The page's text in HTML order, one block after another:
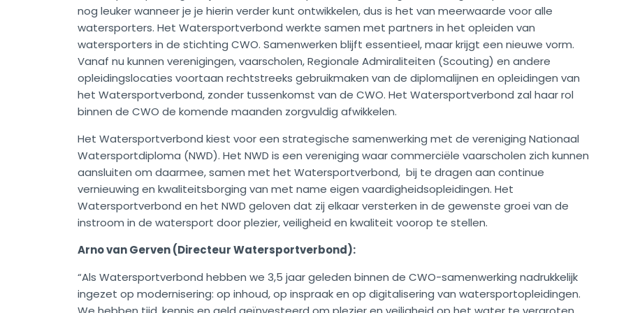
nog leuker wanneer je je hierin verder kunt ontwikkelen, dus is het van meerwaarde voor alle
watersporters. Het Watersportverbond werkte samen met partners in het opleiden van
watersporters in de stichting CWO. Samenwerken blijft essentieel, maar krijgt een nieuwe vorm.
Vanaf nu kunnen verenigingen, vaarscholen, Regionale Admiraliteiten (Scouting) en andere
opleidingslocaties voortaan rechtstreeks gebruikmaken van de diplomalijnen en opleidingen van
het Watersportverbond, zonder tussenkomst van de CWO. Het Watersportverbond zal haar rol
binnen de CWO de komende maanden zorgvuldig afwikkelen.
Het Watersportverbond kiest voor een strategische samenwerking met de vereniging Nationaal
Watersportdiploma (NWD). Het NWD is een vereniging waar commerciële vaarscholen zich kunnen
aansluiten om daarmee, samen met het Watersportverbond, bij te dragen aan continue
vernieuwing en kwaliteitsborging van met name eigen vaardigheidsopleidingen. Het
Watersportverbond en het NWD geloven dat zij elkaar versterken in de gewenste groei van de
instroom in de watersport door plezier, veiligheid en kwaliteit voorop te stellen.
Arno van Gerven (Directeur Watersportverbond):
“Als Watersportverbond hebben we 3,5 jaar geleden binnen de CWO-samenwerking nadrukkelijk
ingezet op modernisering: op inhoud, op inspraak en op digitalisering van watersportopleidingen.